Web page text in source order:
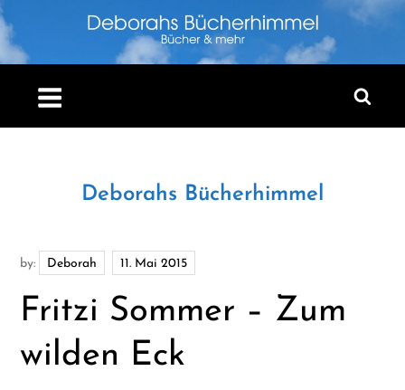
Skip
to
content
Deborahs Bücherhimmel
by: Deborah
Fritzi Sommer – Zum
wilden Eck